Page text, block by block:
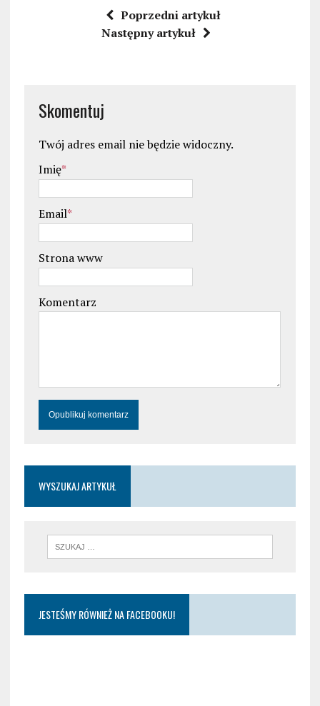
Poprzedni artykuł
Następny artykuł
Skomentuj
Twój adres email nie będzie widoczny.
Imię*
Email*
Strona www
Komentarz
WYSZUKAJ ARTYKUŁ
JESTEŚMY RÓWNIEŻ NA FACEBOOKU!